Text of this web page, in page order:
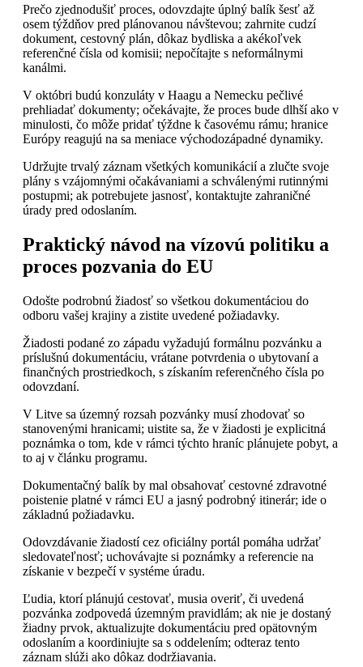
Prečo zjednodušiť proces, odovzdajte úplný balík šesť až
osem týždňov pred plánovanou návštevou; zahrnite cudzí
dokument, cestovný plán, dôkaz bydliska a akékoľvek
referenčné čísla od komisii; nepočítajte s neformálnymi
kanálmi.
V októbri budú konzuláty v Haagu a Nemecku pečlivé
prehliadať dokumenty; očekávajte, že proces bude dlhší ako v
minulosti, čo môže pridať týždne k časovému rámu; hranice
Európy reagujú na sa meniace východozápadné dynamiky.
Udržujte trvalý záznam všetkých komunikácií a zlučte svoje
plány s vzájomnými očakávaniami a schválenými rutinnými
postupmi; ak potrebujete jasnosť, kontaktujte zahraničné
úrady pred odoslaním.
Praktický návod na vízovú politiku a
proces pozvania do EU
Odošte podrobnú žiadosť so všetkou dokumentáciou do
odboru vašej krajiny a zistite uvedené požiadavky.
Žiadosti podané zo západu vyžadujú formálnu pozvánku a
príslušnú dokumentáciu, vrátane potvrdenia o ubytovaní a
finančných prostriedkoch, s získaním referenčného čísla po
odovzdaní.
V Litve sa územný rozsah pozvánky musí zhodovať so
stanovenými hranicami; uistite sa, že v žiadosti je explicitná
poznámka o tom, kde v rámci týchto hraníc plánujete pobyt, a
to aj v článku programu.
Dokumentačný balík by mal obsahovať cestovné zdravotné
poistenie platné v rámci EU a jasný podrobný itinerár; ide o
základnú požiadavku.
Odovzdávanie žiadostí cez oficiálny portál pomáha udržať
sledovateľnosť; uchovávajte si poznámky a referencie na
získanie v bezpečí v systéme úradu.
Ľudia, ktorí plánujú cestovať, musia overiť, či uvedená
pozvánka zodpovedá územným pravidlám; ak nie je dostaný
žiadny prvok, aktualizujte dokumentáciu pred opätovným
odoslaním a koordiniujte sa s oddelením; odteraz tento
záznam slúži ako dôkaz dodržiavania.